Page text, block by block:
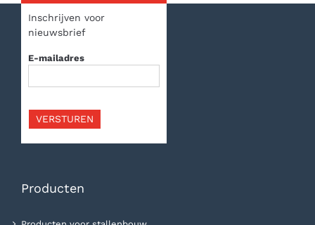
Inschrijven voor
nieuwsbrief
E-mailadres
VERSTUREN
Producten